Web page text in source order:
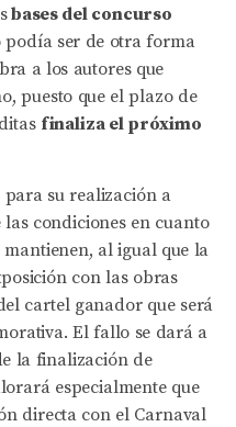
bases del concurso
podía ser de otra forma
a los autores que
puesto que el plazo de
finaliza el próximo
su realización a
condiciones en cuanto
al igual que la
con las obras
cartel ganador que será
El fallo se dará a
la finalización de
especialmente que
directa con el Carnaval